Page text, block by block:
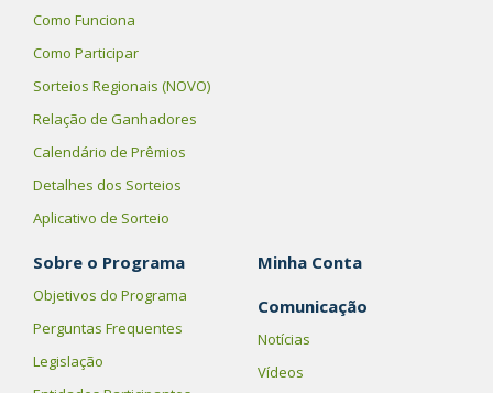
Como Funciona
Como Participar
Sorteios Regionais (NOVO)
Relação de Ganhadores
Calendário de Prêmios
Detalhes dos Sorteios
Aplicativo de Sorteio
Sobre o Programa
Objetivos do Programa
Perguntas Frequentes
Legislação
Minha Conta
Comunicação
Notícias
Vídeos